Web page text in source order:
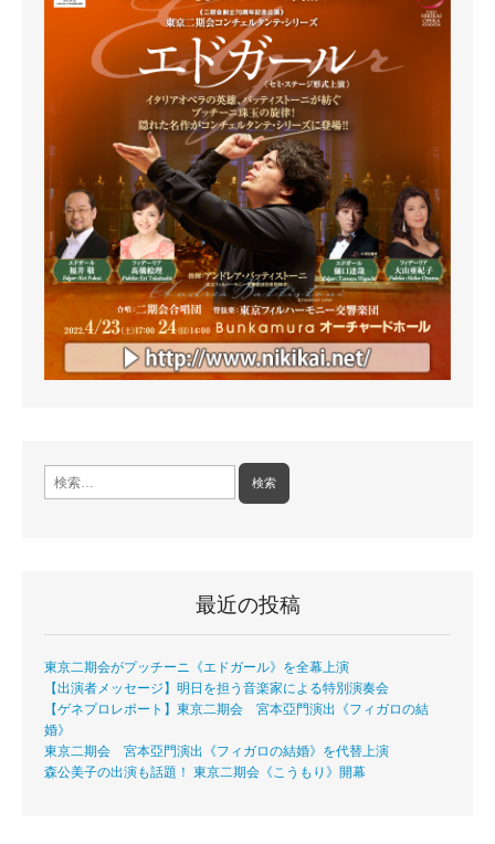
索:
最近の投稿
東京二期会がプッチーニ《エドガール》を全幕上演
【出演者メッセージ】明日を担う音楽家による特別演奏会
【ゲネプロレポート】東京二期会 宮本亞門演出《フィガロの結
婚》
東京二期会 宮本亞門演出《フィガロの結婚》を代替上演
森公美子の出演も話題！ 東京二期会《こうもり》開幕